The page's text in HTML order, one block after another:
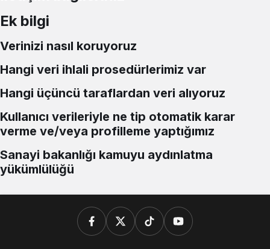
Ek bilgi
Verinizi nasıl koruyoruz
Hangi veri ihlali prosedürlerimiz var
Hangi üçüncü taraflardan veri alıyoruz
Kullanıcı verileriyle ne tip otomatik karar
verme ve/veya profilleme yaptığımız
Sanayi bakanlığı kamuyu aydınlatma
yükümlülüğü